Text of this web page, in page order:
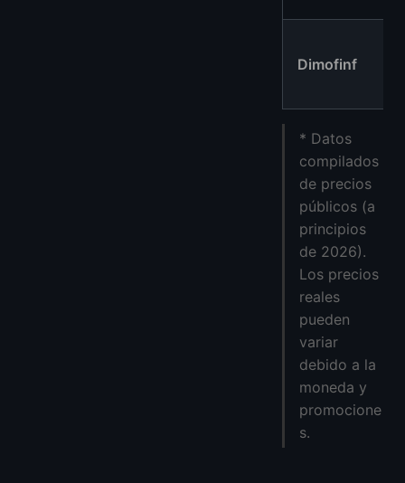
Dimofinf
* Datos
compilados
de precios
públicos (a
principios
de 2026).
Los precios
reales
pueden
variar
debido a la
moneda y
promocione
s.